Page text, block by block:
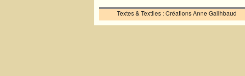
Textes & Textiles : Créations Anne Gailhbaud